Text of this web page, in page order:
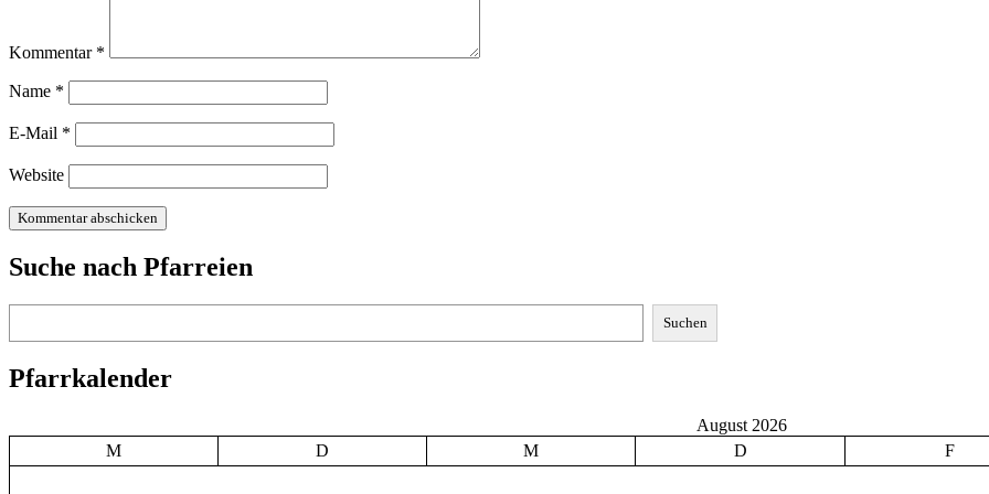
Kommentar *
Name *
E-Mail *
Website
Suche nach Pfarreien
Suchen
Pfarrkalender
August 2026
M
D M D F